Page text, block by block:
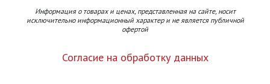
Информация о товарах и ценах, представленная на сайте, носит
исключительно информационный характер и не является публичной
офертой
Согласие на обработку данных